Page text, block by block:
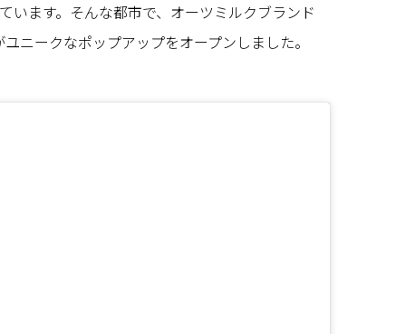
います。そんな都市で、オーツミルクブランド
ニークなポップアップをオープンしました。